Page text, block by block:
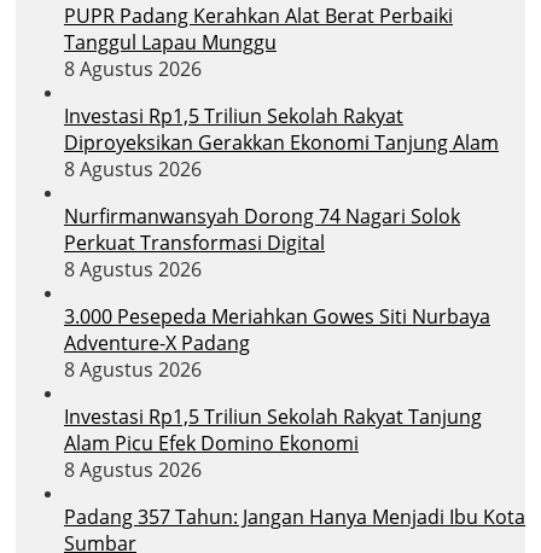
PUPR Padang Kerahkan Alat Berat Perbaiki
Tanggul Lapau Munggu
8 Agustus 2026
Investasi Rp1,5 Triliun Sekolah Rakyat
Diproyeksikan Gerakkan Ekonomi Tanjung Alam
8 Agustus 2026
Nurfirmanwansyah Dorong 74 Nagari Solok
Perkuat Transformasi Digital
8 Agustus 2026
3.000 Pesepeda Meriahkan Gowes Siti Nurbaya
Adventure-X Padang
8 Agustus 2026
Investasi Rp1,5 Triliun Sekolah Rakyat Tanjung
Alam Picu Efek Domino Ekonomi
8 Agustus 2026
Padang 357 Tahun: Jangan Hanya Menjadi Ibu Kota
Sumbar